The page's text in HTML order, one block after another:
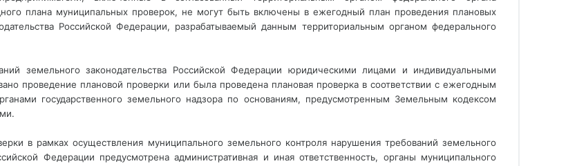
плана муниципальных проверок, не могут быть включены в ежегодный план проведения плановых
Российской Федерации, разрабатываемый данным территориальным органом федерального
земельного законодательства Российской Федерации юридическими лицами и индивидуальными
проведение плановой проверки или была проведена плановая проверка в соответствии с ежегодным
государственного земельного надзора по основаниям, предусмотренным Земельным кодексом
в рамках осуществления муниципального земельного контроля нарушения требований земельного
Федерации предусмотрена административная и иная ответственность, органы муниципального